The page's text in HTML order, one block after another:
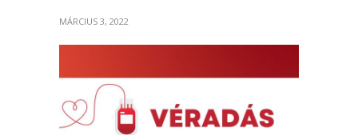
MÁRCIUS 3, 2022